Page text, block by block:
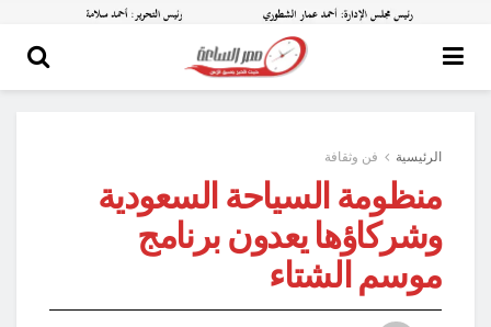
الرئيسية فن وثقافة
منظومة السياحة السعودية
وشركاؤها يعدون برنامج
موسم الشتاء